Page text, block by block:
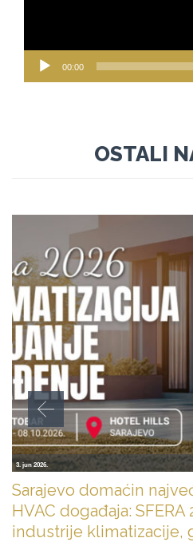
00:00
OSTALI
3. jun 2026.
Sarajevo domaćin
HVAC događaja:
industrije klimatizacije,